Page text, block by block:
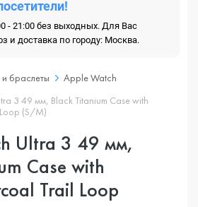
- 21:00 без выходных. Для Вас
и доставка по городу: Москва.
браслеты
Apple Watch
3 49 мм, Black Titanium Case with
(S/M)
Ultra 3 49 мм,
Case with
Trail Loop